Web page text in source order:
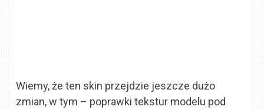
Wiemy, że ten skin przejdzie jeszcze dużo
zmian, w tym – poprawki tekstur modelu pod